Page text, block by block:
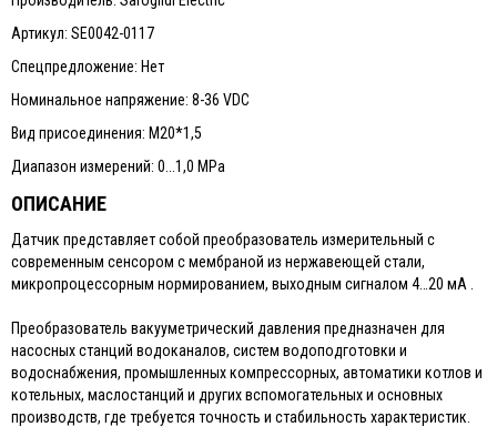
Артикул: SE0042-0117
Спецпредложение: Нет
Номинальное напряжение: 8-36 VDC
Вид присоединения: М20*1,5
Диапазон измерений: 0...1,0 MPa
ОПИСАНИЕ
Датчик представляет собой преобразователь измерительный с
современным сенсором с мембраной из нержавеющей стали,
микропроцессорным нормированием, выходным сигналом 4…20 мА .
Преобразователь вакууметрический давления предназначен для
насосных станций водоканалов, систем водоподготовки и
водоснабжения, промышленных компрессорных, автоматики котлов и
котельных, маслостанций и других вспомогательных и основных
производств, где требуется точность и стабильность характеристик.